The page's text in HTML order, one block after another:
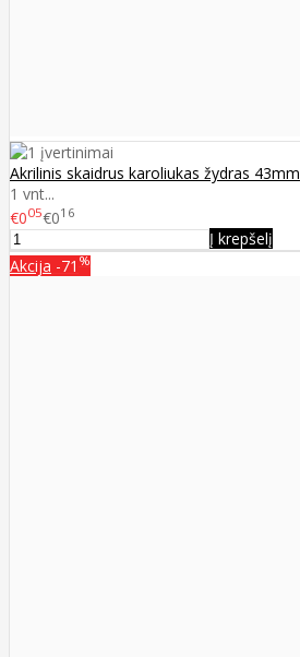
Akrilinis skaidrus karoliukas žydras 43mm
1 vnt...
€005€016
Į krepšelį
Akcija -71 %